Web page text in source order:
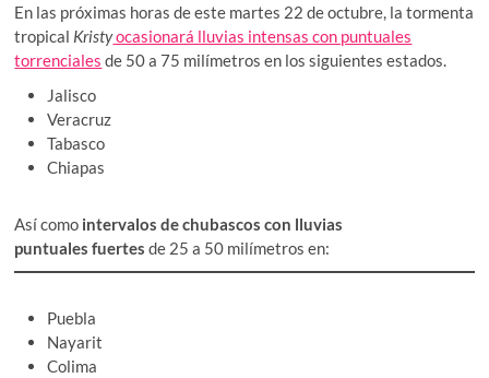
En las próximas horas de este martes 22 de octubre, la tormenta
tropical Kristyocasionará lluvias intensas con puntuales
torrenciales de 50 a 75 milímetros en los siguientes estados.
Jalisco
Veracruz
Tabasco
Chiapas
Así como intervalos de chubascos con lluvias
puntuales fuertesde 25 a 50 milímetros en:
Puebla
Nayarit
Colima